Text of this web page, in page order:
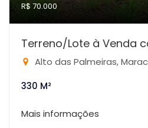
R$ 70.000
Terreno/Lote à Venda
Alto das Palmeiras,
330 M²
Mais informações